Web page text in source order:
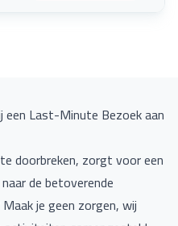
Last-Minute Bezoek aan
doorbreken, zorgt voor een
de betoverende
je geen zorgen, wij